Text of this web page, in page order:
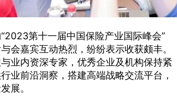
第十一届中国保险产业国际峰会”
会嘉宾互动热烈，纷纷表示收获颇丰。
业内资深专家，优秀企业及机构保持紧
业前沿洞察，搭建高端战略交流平台，
展。